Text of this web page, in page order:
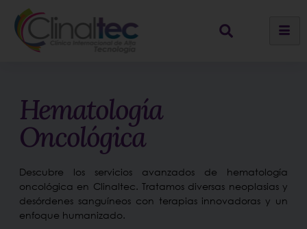
Hematología
Oncológica
Descubre los servicios avanzados de hematología
oncológica en Clinaltec. Tratamos diversas neoplasias y
desórdenes sanguíneos con terapias innovadoras y un
enfoque humanizado.